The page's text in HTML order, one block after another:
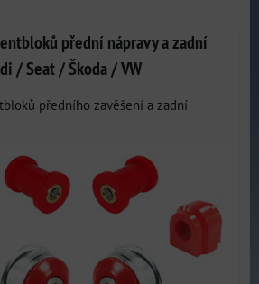
přední nápravy a zadní
/ Seat / Škoda / VW
předního zavěšení a zadní